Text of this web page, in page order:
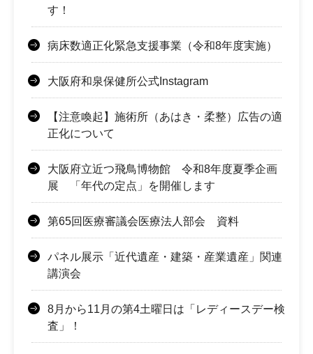
す！
病床数適正化緊急支援事業（令和8年度実施）
大阪府和泉保健所公式Instagram
【注意喚起】施術所（あはき・柔整）広告の適
正化について
大阪府立近つ飛鳥博物館 令和8年度夏季企画
展 「年代の定点」を開催します
第65回医療審議会医療法人部会 資料
パネル展示「近代遺産・建築・産業遺産」関連
講演会
8月から11月の第4土曜日は「レディースデー検
査」！